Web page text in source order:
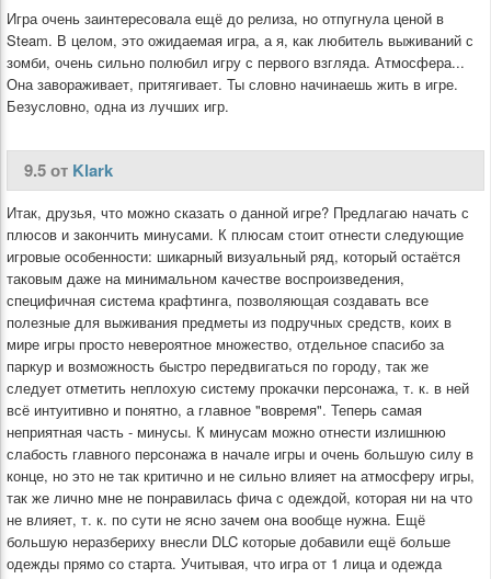
Игра очень заинтересовала ещё до релиза, но отпугнула ценой в
Steam. В целом, это ожидаемая игра, а я, как любитель выживаний с
зомби, очень сильно полюбил игру с первого взгляда. Атмосфера...
Она завораживает, притягивает. Ты словно начинаешь жить в игре.
Безусловно, одна из лучших игр.
9.5 от Klark
Итак, друзья, что можно сказать о данной игре? Предлагаю начать с
плюсов и закончить минусами. К плюсам стоит отнести следующие
игровые особенности: шикарный визуальный ряд, который остаётся
таковым даже на минимальном качестве воспроизведения,
специфичная система крафтинга, позволяющая создавать все
полезные для выживания предметы из подручных средств, коих в
мире игры просто невероятное множество, отдельное спасибо за
паркур и возможность быстро передвигаться по городу, так же
следует отметить неплохую систему прокачки персонажа, т. к. в ней
всё интуитивно и понятно, а главное "вовремя". Теперь самая
неприятная часть - минусы. К минусам можно отнести излишнюю
слабость главного персонажа в начале игры и очень большую силу в
конце, но это не так критично и не сильно влияет на атмосферу игры,
так же лично мне не понравилась фича с одеждой, которая ни на что
не влияет, т. к. по сути не ясно зачем она вообще нужна. Ещё
большую неразбериху внесли DLC которые добавили ещё больше
одежды прямо со старта. Учитывая, что игра от 1 лица и одежда